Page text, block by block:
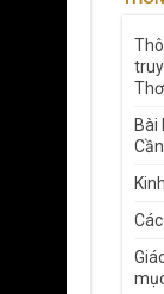
Thơ
Bài